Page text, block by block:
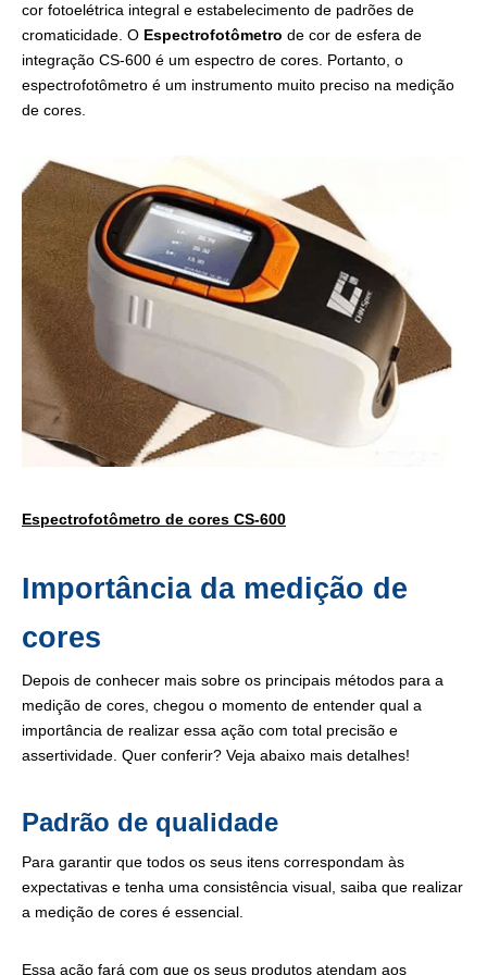
cor fotoelétrica integral e estabelecimento de padrões de
cromaticidade. O Espectrofotômetro de cor de esfera de
integração CS-600 é um espectro de cores. Portanto, o
espectrofotômetro é um instrumento muito preciso na medição
de cores.
Espectrofotômetro de cores CS-600
Importância da medição de
cores
Depois de conhecer mais sobre os principais métodos para a
medição de cores, chegou o momento de entender qual a
importância de realizar essa ação com total precisão e
assertividade. Quer conferir? Veja abaixo mais detalhes!
Padrão de qualidade
Para garantir que todos os seus itens correspondam às
expectativas e tenha uma consistência visual, saiba que realizar
a medição de cores é essencial.
Essa ação fará com que os seus produtos atendam aos